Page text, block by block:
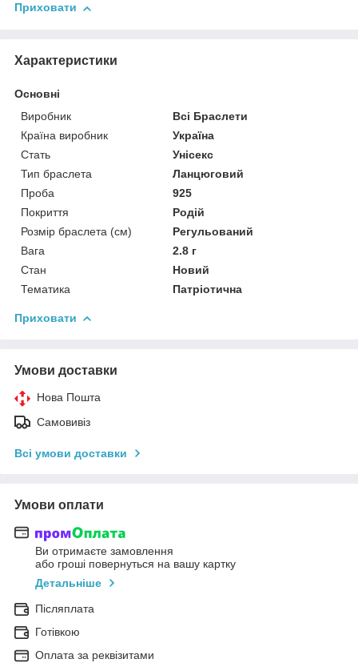
Приховати
Характеристики
Основні
Виробник
Всі Браслети
Країна виробник
Україна
Стать
Унісекс
Тип браслета
Ланцюговий
Проба
925
Покриття
Родій
Розмір браслета (см)
Регульований
Вага
2.8 г
Стан
Новий
Тематика
Патріотична
Приховати
Умови доставки
Нова Пошта
Самовивіз
Всі умови доставки
Умови оплати
Ви отримаєте замовлення
або гроші повернуться на вашу картку
Детальніше
Післяплата
Готівкою
Оплата за реквізитами